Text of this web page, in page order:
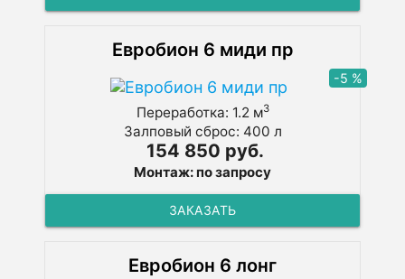
Евробион 6 миди пр
-5 %
Переработка: 1.2 м3
Залповый сброс: 400 л
154 850 руб.
Монтаж: по запросу
ЗАКАЗАТЬ
Евробион 6 лонг